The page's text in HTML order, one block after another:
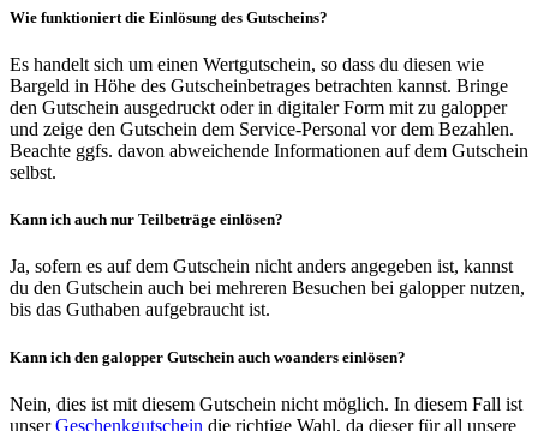
Wie funktioniert die Einlösung des Gutscheins?
Es handelt sich um einen Wertgutschein, so dass du diesen wie
Bargeld in Höhe des Gutscheinbetrages betrachten kannst. Bringe
den Gutschein ausgedruckt oder in digitaler Form mit zu galopper
und zeige den Gutschein dem Service-Personal vor dem Bezahlen.
Beachte ggfs. davon abweichende Informationen auf dem Gutschein
selbst.
Kann ich auch nur Teilbeträge einlösen?
Ja, sofern es auf dem Gutschein nicht anders angegeben ist, kannst
du den Gutschein auch bei mehreren Besuchen bei galopper nutzen,
bis das Guthaben aufgebraucht ist.
Kann ich den galopper Gutschein auch woanders einlösen?
Nein, dies ist mit diesem Gutschein nicht möglich. In diesem Fall ist
unserGeschenkgutschein die richtige Wahl, da dieser für all unsere